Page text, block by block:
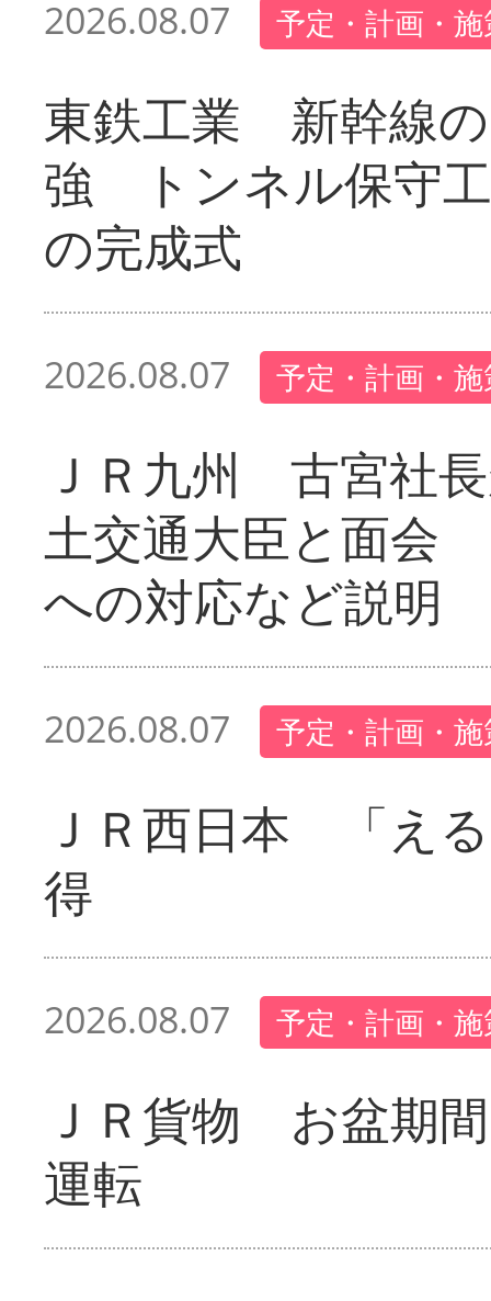
2026.08.07 予定・計画・
東鉄工業 新幹線
強 トンネル保守
の完成式
2026.08.07 予定・計画・
ＪＲ九州 古宮社
土交通大臣と面会
への対応など説明
2026.08.07 予定・計画・
ＪＲ西日本 「え
得
2026.08.07 予定・計画・
ＪＲ貨物 お盆期
運転